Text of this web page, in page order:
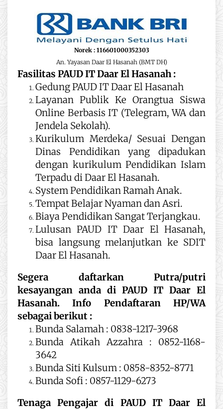
Norek : 116601000352303
An. Yayasan Daar El Hasanah (BMT DH)
Fasilitas PAUD IT Daar El Hasanah :
Gedung PAUD IT Daar El Hasanah
Layanan Publik Ke Orangtua Siswa
Online Berbasis IT (Telegram, WA dan
Jendela Sekolah).
Kurikulum Merdeka/ Sesuai Dengan
Dinas Pendidikan yang dipadukan
dengan kurikulum Pendidikan Islam
Terpadu di Daar El Hasanah.
System Pendidikan Ramah Anak.
Tempat Belajar Nyaman dan Asri.
Biaya Pendidikan Sangat Terjangkau.
Lulusan PAUD IT Daar El Hasanah,
bisa langsung melanjutkan ke SDIT
Daar El Hasanah.
Segera daftarkan Putra/putri
kesayangan anda di PAUD IT Daar El
Hasanah.Info Pendaftaran HP/WA
sebagai berikut :
Bunda Salamah : 0838-1217-3968
Bunda Atikah Azzahra : 0852-1168-
3642
Bunda Siti Kulsum : 0858-8352-8771
Bunda Sofi : 0857-1129-6273
Tenaga Pengajar di PAUD IT Daar El